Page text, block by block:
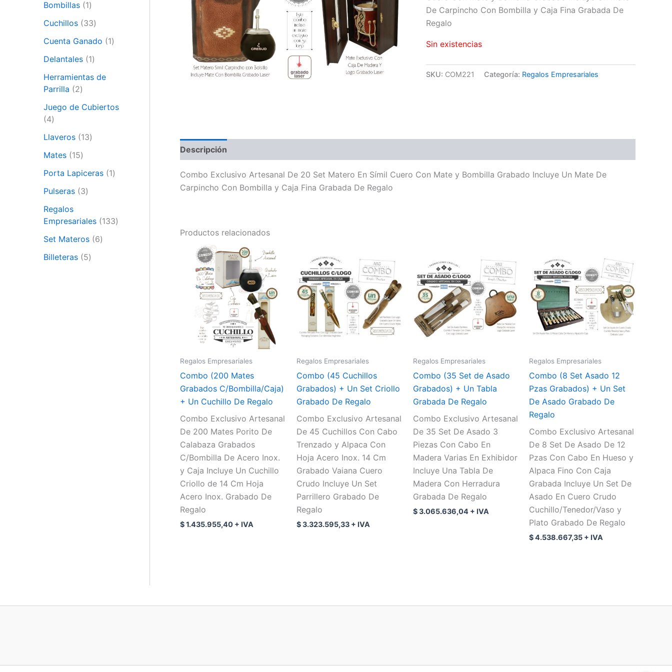
Bombillas 1
Cuchillos 33
Cuenta Ganado 1
Delantales 1
Herramientas de
Parrilla
2
Juego de Cubiertos
4
Llaveros 13
Mates 15
Porta Lapiceras 1
Pulseras 3
Regalos
Empresariales 133
Set Materos 6
Billeteras 5
De Carpincho Con Bombilla y Caja Fina Grabada De
Regalo
Sin existencias
SKU: COM221 Categoría: Regalos Empresariales
Descripción
Combo Exclusivo Artesanal De 20 Set Matero En Símil Cuero Con Mate y Bombilla Grabado Incluye Un Mate De
Carpincho Con Bombilla y Caja Fina Grabada De Regalo
Productos relacionados
Regalos Empresariales
Combo (200 Mates
Grabados C/Bombilla/Caja)
+ Un Cuchillo De Regalo
Combo Exclusivo Artesanal
De 200 Mates Porito De
Calabaza Grabados
C/Bombilla De Acero Inox.
y Caja Incluye Un Cuchillo
Criollo de 14 Cm Hoja
Acero Inox. Grabado De
Regalo
$1.435.955,40 + IVA
Regalos Empresariales
Combo (45 Cuchillos
Grabados) + Un Set Criollo
Grabado De Regalo
Combo Exclusivo Artesanal
De 45 Cuchillos Con Cabo
Trenzado y Alpaca Con
Hoja Acero Inox. 14 Cm
Grabado Vaiana Cuero
Crudo Incluye Un Set
Parrillero Grabado De
Regalo
$3.323.595,33 + IVA
Regalos Empresariales
Combo (35 Set de Asado
Grabados) + Un Tabla
Grabada De Regalo
Combo Exclusivo Artesanal
De 35 Set De Asado 3
Piezas Con Cabo En
Madera Varias En Exhibidor
Incluye Una Tabla De
Madera Con Herradura
Grabada De Regalo
$3.065.636,04 + IVA
Regalos Empresariales
Combo (8 Set Asado 12
Pzas Grabados) + Un Set
De Asado Grabado De
Regalo
Combo Exclusivo Artesanal
De 8 Set De Asado De 12
Pzas Con Cabo En Hueso y
Alpaca Fino Con Caja
Grabada Incluye Un Set De
Asado En Cuero Crudo
Cuchillo/Tenedor/Vaso y
Plato Grabado De Regalo
$4.538.667,35 + IVA